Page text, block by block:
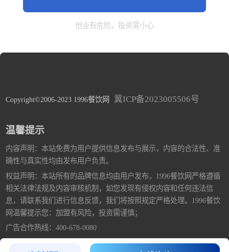
创业有危险，投资需小心
Copyright©2006-2023 1996餐饮网 冀ICP备2023005506号
温馨提示
内容声明：本站免费为用户提供信息发布与展示，内容的合法性、准
确性与真实性均由发布用户负责。
权益声明：本站所有的品牌信息均由用户发布，1996餐饮网严格遵循
相关法律法规及内容审核机制，如您发现有侵权内容和任何违法信
息，请联系我们进行信息反馈，我们将按照规定严格处理。1996餐饮
网温馨提示您：加盟有风险，投资需谨慎；
广告合作热线：400-678-0080